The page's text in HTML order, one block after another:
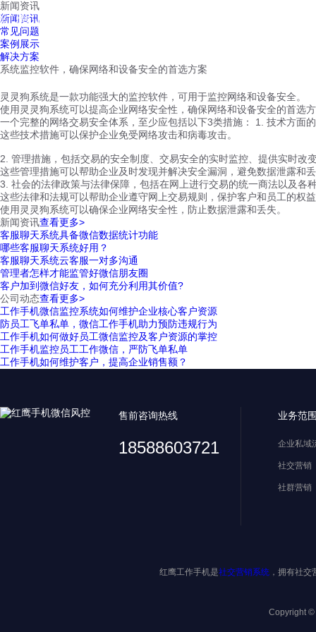
红鹰工作手机
新闻资讯
新闻资讯
常见问题
案例展示
解决方案
系统监控软件，确保网络和设备安全的首选方案
灵灵狗系统是一款功能强大的监控软件，可用于监控网络和设备安全。
使用灵灵狗系统可以提高企业网络安全性，确保网络和设备安全的首选
一个完整的网络交易安全体系，至少应包括以下3类措施： 1. 技术方面
这些技术措施可以保护企业免受网络攻击和病毒攻击。
2. 管理措施，包括交易的安全制度、交易安全的实时监控、提供实时
这些管理措施可以帮助企业及时发现并解决安全漏洞，避免数据泄露和
3. 社会的法律政策与法律保障，包括在网上进行交易的统一商法以及各
这些法律和法规可以帮助企业遵守网上交易规则，保护客户和员工的权
使用灵灵狗系统可以确保企业网络安全性，防止数据泄露和丢失。
新闻资讯查看更多>
客服聊天系统具备微信数据统计功能
哪些客服聊天系统好用？
客服聊天系统云客服一对多沟通
管理者怎样才能监管好微信朋友圈
客户加到微信好友，如何充分利用其价值?
公司动态查看更多>
工作手机微信监控系统如何维护企业核心客户资源
防员工飞单私单，微信工作手机助力预防违规行为
工作手机如何做好员工微信监控及客户资源的掌控
工作手机监控员工工作微信，严防飞单私单
工作手机如何维护客户，提高企业销售额？
售前咨询热线
18588603721
业务范
企业私域
社交营销
社群营销
红鹰工作手机是社交营销系统 ，拥有社
Copyright ©